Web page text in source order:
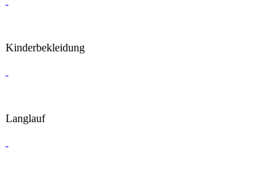
Kinderbekleidung
Langlauf